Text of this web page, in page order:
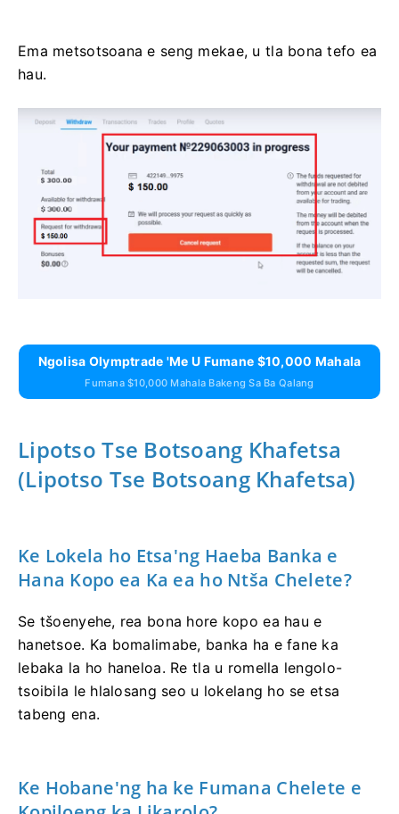
Ema metsotsoana e seng mekae, u tla bona tefo ea
hau.
Ngolisa Olymptrade 'me U Fumane $10,000 Mahala
Fumana $10,000 Mahala Bakeng Sa Ba Qalang
Lipotso Tse Botsoang Khafetsa
(Lipotso Tse Botsoang Khafetsa)
Ke Lokela ho Etsa'ng Haeba Banka e
Hana Kopo ea Ka ea ho Ntša Chelete?
Se tšoenyehe, rea bona hore kopo ea hau e
hanetsoe. Ka bomalimabe, banka ha e fane ka
lebaka la ho haneloa. Re tla u romella lengolo-
tsoibila le hlalosang seo u lokelang ho se etsa
tabeng ena.
Ke Hobane'ng ha ke Fumana Chelete e